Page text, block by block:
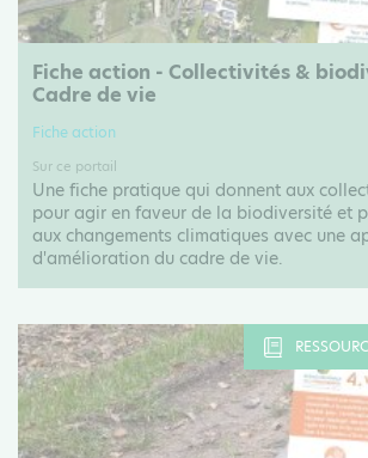
Fiche action - Collectivités &
Cadre de vie
Fiche action
Sur ce portail
Une fiche pratique qui donnent aux
pour agir en faveur de la biodiversité et
aux changements climatiques avec une
d'amélioration du cadre de vie.